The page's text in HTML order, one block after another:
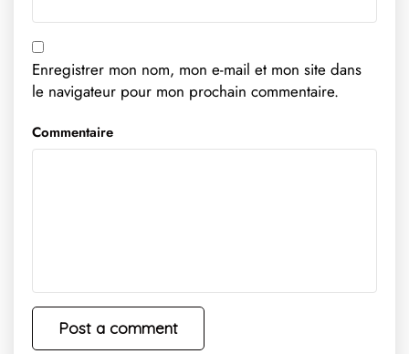
Enregistrer mon nom, mon e-mail et mon site dans
le navigateur pour mon prochain commentaire.
Commentaire